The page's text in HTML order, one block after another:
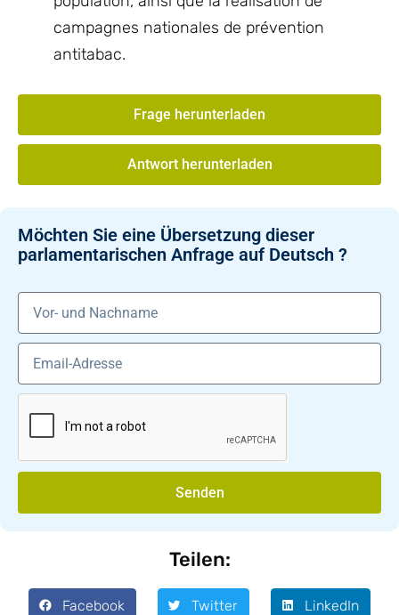
campagnes nationales de prévention
antitabac.
Frage herunterladen
Antwort herunterladen
Möchten Sie eine Übersetzung dieser
parlamentarischen Anfrage auf Deutsch ?
Senden
Teilen:
Facebook Twitter LinkedIn